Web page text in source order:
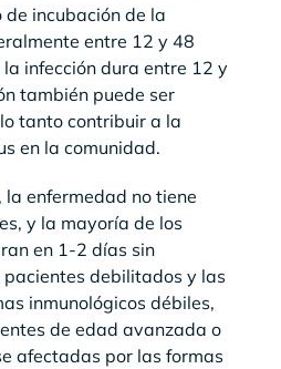
de incubación de la
entre 12 y 48
infección dura entre 12 y
también puede ser
tanto contribuir a la
en la comunidad.
la enfermedad no tiene
y la mayoría de los
en 1-2 días sin
pacientes debilitados y las
inmunológicos débiles,
de edad avanzada o
afectadas por las formas